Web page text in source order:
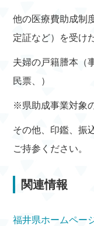
他の医療費助成制
定証など）を受け
夫婦の戸籍謄本（
民票、）
※県助成事業対象
その他、印鑑、振
ご持参ください。
関連情報
福井県ホームペー